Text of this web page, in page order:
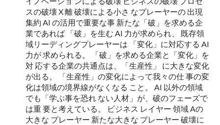
スの破壊 X 離 破壊による⼩さ なプレーヤーの 出現
集約 AI の活⽤で重要な事 新たな「破」を求める企
業であれば 「破」を⽣む AI ⼒が求められ、 既存領
域リーディングプレーヤーは 「変化」に対応する AI
⼒が 求められる。 「破」を求める企業と「変化」を
対 応する企業の共通点は、「⽣産性」 に⼤きな変化
が出る。 「⽣産性」の変化によって我々の仕 事の変
化は領域の境界線がなくなる こと。 AI 以外の領域
でも「学ぶ事を恐れ ない⼈材」が、破のフェーズで
は重 要と考えている。 ビジネス レイヤー 領域 Aの
⼤きな プレーヤー 新たな⼤きな プレーヤー 破壊に